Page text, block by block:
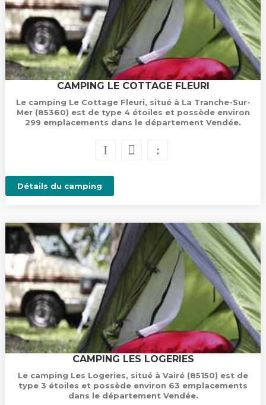
CAMPING LE COTTAGE FLEURI
Le camping Le Cottage Fleuri, situé à La Tranche-Sur-
Mer (85360) est de type 4 étoiles et possède environ
299 emplacements dans le département Vendée.
Détails du camping
CAMPING LES LOGERIES
Le camping Les Logeries, situé à Vairé (85150) est de
type 3 étoiles et possède environ 63 emplacements
dans le département Vendée.